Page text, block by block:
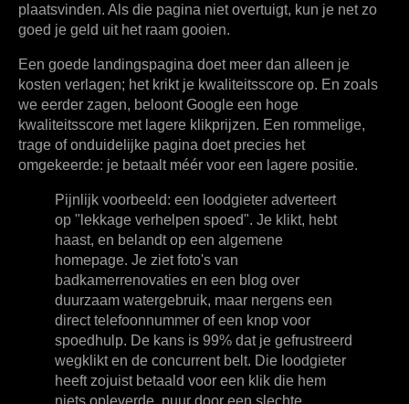
plaatsvinden. Als die pagina niet overtuigt, kun je net zo
goed je geld uit het raam gooien.
Een goede landingspagina doet meer dan alleen je
kosten verlagen; het krikt je kwaliteitsscore op. En zoals
we eerder zagen, beloont Google een hoge
kwaliteitsscore met lagere klikprijzen. Een rommelige,
trage of onduidelijke pagina doet precies het
omgekeerde: je betaalt méér voor een lagere positie.
Pijnlijk voorbeeld: een loodgieter adverteert
op "lekkage verhelpen spoed". Je klikt, hebt
haast, en belandt op een algemene
homepage. Je ziet foto's van
badkamerrenovaties en een blog over
duurzaam watergebruik, maar nergens een
direct telefoonnummer of een knop voor
spoedhulp. De kans is 99% dat je gefrustreerd
wegklikt en de concurrent belt. Die loodgieter
heeft zojuist betaald voor een klik die hem
niets opleverde, puur door een slechte